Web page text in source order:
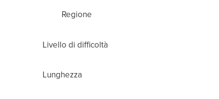
Regione
Livello di difficoltà
Lunghezza